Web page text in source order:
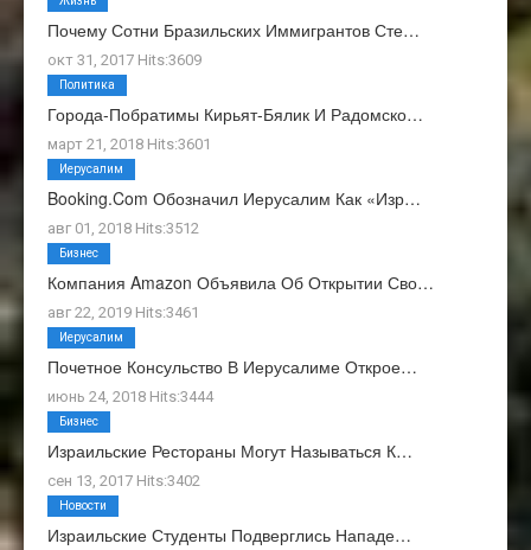
Почему Сотни Бразильских Иммигрантов Сте…
окт 31, 2017 Hits:3609
Города-Побратимы Кирьят-Бялик И Радомско…
март 21, 2018 Hits:3601
Политика
Booking.com Обозначил Иерусалим Как «изр…
авг 01, 2018 Hits:3512
Иерусалим
Компания Amazon Объявила Об Открытии Сво…
авг 22, 2019 Hits:3461
Бизнес
Почетное Консульство В Иерусалиме Открое…
июнь 24, 2018 Hits:3444
Иерусалим
Израильские Рестораны Могут Называться К…
сен 13, 2017 Hits:3402
Бизнес
Израильские Студенты Подверглись Нападе…
Новости